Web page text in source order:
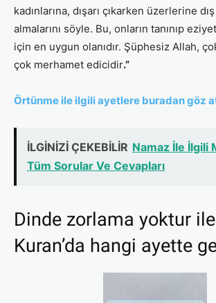
kadınlarına, dışarı çıkarken üzerlerine
almalarını söyle. Bu, onların tanınıp
için en uygun olanıdır. Şüphesiz Allah, çok
çok merhamet edicidir.”
Örtünme ile ilgili ayetlere buradan göz
İLGİNİZİ ÇEKEBİLİR Namaz İle İlgili
Tüm Sorular Ve Cevapları
Dinde zorlama yoktur
Kuran’da hangi ayette